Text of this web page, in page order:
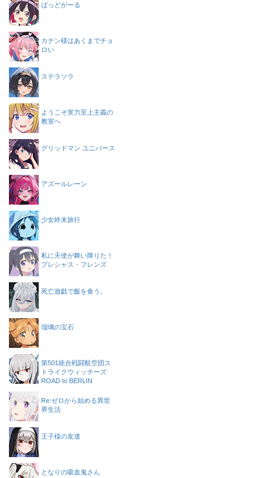
ばっどがーる
カナン様はあくまでチョ
ロい
ステラソラ
ようこそ実力至上主義の
教室へ
グリッドマン ユニバース
アズールレーン
少女終末旅行
私に天使が舞い降りた！
プレシャス・フレンズ
死亡遊戯で飯を食う。
瑠璃の宝石
第501統合戦闘航空団ス
トライクウィッチーズ
ROAD to BERLIN
Re:ゼロから始める異世
界生活
王子様の友達
となりの吸血鬼さん